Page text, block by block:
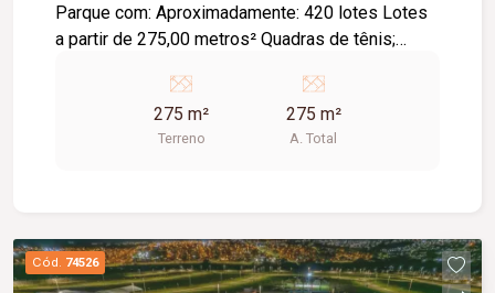
Parque com: Aproximadamente: 420 lotes Lotes
a partir de 275,00 metros² Quadras de tênis;
Quiosque Espaço pet; Playground; Varanda
multiuso; Academia; Espaço kids; Espaço teen;
Piscina; Área gourmet; Espaço cerveja e
275 m²
Terreno
275 m²
A. Total
Cód. 74526